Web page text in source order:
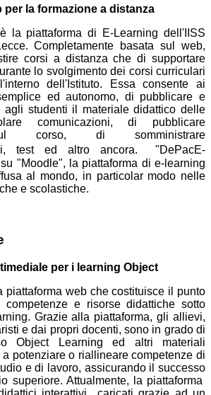
per la formazione a distanza
la piattaforma di E-Learning dell'IISS
Completamente basata sul web,
corsi a distanza che di supportare
lo svolgimento dei corsi curriculari
dell'Istituto. Essa consente ai
ed autonomo, di pubblicare e
agli studenti il materiale didattico delle
comunicazioni, di pubblicare
corso, di somministrare
test ed altro ancora. "DePacE-
"Moodle", la piattaforma di e-learning
al mondo, in particolar modo nelle
e scolastiche.
per i learning Object
piattaforma web che costituisce il punto
e risorse didattiche sotto
Grazie alla piattaforma, gli allievi,
e dai propri docenti, sono in grado di
Object Learning ed altri materiali
potenziare o riallineare competenze di
e di lavoro, assicurando il successo
superiore. Attualmente, la piattaforma